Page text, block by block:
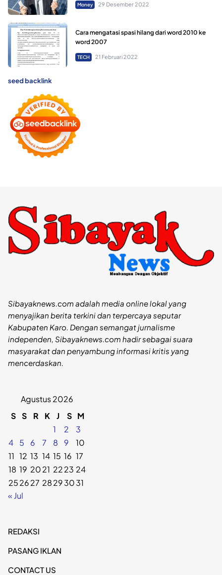
Money 29 Desember 2022
Cara mengatasi spasi hilang dari word 2010 ke
word 2007
TECH 21 Februari 2022
seed backlink
Sibayaknews.com adalah media online lokal yang
menyajikan berita terkini dan terpercaya seputar
Kabupaten Karo. Dengan semangat jurnalisme
independen, Sibayaknews.com hadir sebagai suara
masyarakat dan penyambung informasi kritis yang
mencerdaskan.
Agustus 2026
S S R K J S M
1
2
3
4
5 6 7 8 9
10
11 12 13 14 15 16 17
18 19 2021 2223 24
252627 28293031
« Jul
REDAKSI
PASANG IKLAN
CONTACT US